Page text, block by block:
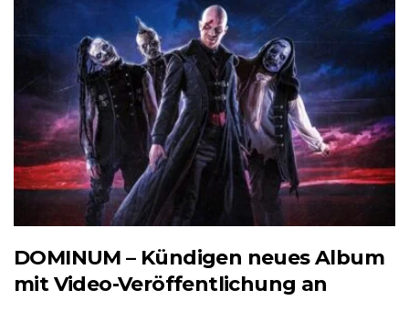
DOMINUM – Kündigen neues Album
mit Video-Veröffentlichung an